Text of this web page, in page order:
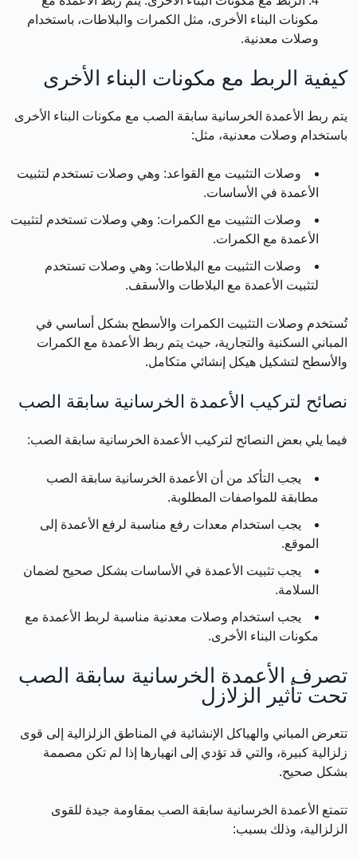
مكونات البناء الأخرى، مثل الكمرات والبلاطات، باستخدام
وصلات معدنية.
كيفية الربط مع مكونات البناء الأخرى
يتم ربط الأعمدة الخرسانية سابقة الصب مع مكونات البناء الأخرى
باستخدام وصلات معدنية، مثل:
وصلات التثبيت مع القواعد: وهي وصلات تستخدم لتثبيت
الأعمدة في الأساسات.
وصلات التثبيت مع الكمرات: وهي وصلات تستخدم لتثبيت
الأعمدة مع الكمرات.
وصلات التثبيت مع البلاطات: وهي وصلات تستخدم
لتثبيت الأعمدة مع البلاطات والأسقف.
تُستخدم وصلات التثبيت الكمرات والأسطح بشكل أساسي في
المباني السكنية والتجارية، حيث يتم ربط الأعمدة مع الكمرات
والأسطح لتشكيل هيكل إنشائي متكامل.
نصائح لتركيب الأعمدة الخرسانية سابقة الصب
فيما يلي بعض النصائح لتركيب الأعمدة الخرسانية سابقة الصب:
يجب التأكد من أن الأعمدة الخرسانية سابقة الصب
مطابقة للمواصفات المطلوبة.
يجب استخدام معدات رفع مناسبة لرفع الأعمدة إلى
الموقع.
يجب تثبيت الأعمدة في الأساسات بشكل صحيح لضمان
السلامة.
يجب استخدام وصلات معدنية مناسبة لربط الأعمدة مع
مكونات البناء الأخرى.
تصرف الأعمدة الخرسانية سابقة الصب
تحت تأثير الزلازل
تتعرض المباني والهياكل الإنشائية في المناطق الزلزالية إلى قوى
زلزالية كبيرة، والتي قد تؤدي إلى انهيارها إذا لم تكن مصممة
بشكل صحيح.
تتمتع الأعمدة الخرسانية سابقة الصب بمقاومة جيدة للقوى
الزلزالية، وذلك بسبب: